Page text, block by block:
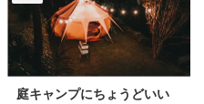
像をまとめて ...
ベリームーン」と呼ばれていま
す。 今回は、ストロベリームー
ンのきれいな満月の画像をまとめ
てみました！ 2020年6月ストロ
庭キャンプにちょうどいい